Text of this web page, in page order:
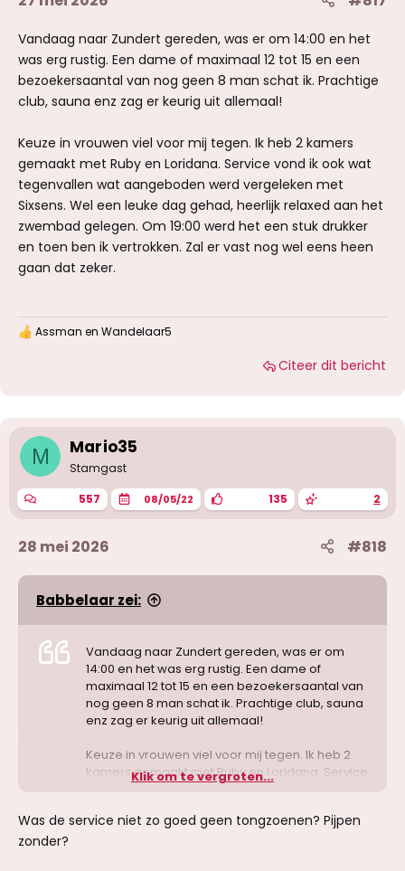
Vandaag naar Zundert gereden, was er om 14:00 en het
was erg rustig. Een dame of maximaal 12 tot 15 en een
bezoekersaantal van nog geen 8 man schat ik. Prachtige
club, sauna enz zag er keurig uit allemaal!
Keuze in vrouwen viel voor mij tegen. Ik heb 2 kamers
gemaakt met Ruby en Loridana. Service vond ik ook wat
tegenvallen wat aangeboden werd vergeleken met
Sixsens. Wel een leuke dag gehad, heerlijk relaxed aan het
zwembad gelegen. Om 19:00 werd het een stuk drukker
en toen ben ik vertrokken. Zal er vast nog wel eens heen
gaan dat zeker.
W
n
g
n
:
Assman en Wandelaar5
Citeer dit bericht
M Mario35
Stamgast
557 08/05/22 135 2
28 mei 2026 #818
Babbelaar zei:
Vandaag naar Zundert gereden, was er om
14:00 en het was erg rustig. Een dame of
maximaal 12 tot 15 en een bezoekersaantal van
nog geen 8 man schat ik. Prachtige club, sauna
enz zag er keurig uit allemaal!
Keuze in vrouwen viel voor mij tegen. Ik heb 2
kamers gemaakt met Ruby en Loridana. Service
vond ik ook wat tegenvallen wat aangeboden
dag gehad, heerlijk relaxed aan het zwembad
Klik om te vergroten...
Was de service niet zo goed geen tongzoenen? Pijpen
zonder?